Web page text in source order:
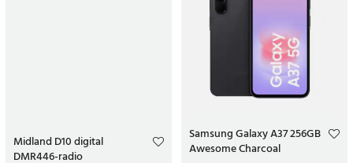
Midland D10 digital
DMR446-radio
Samsung Galaxy A37 256GB
Awesome Charcoal